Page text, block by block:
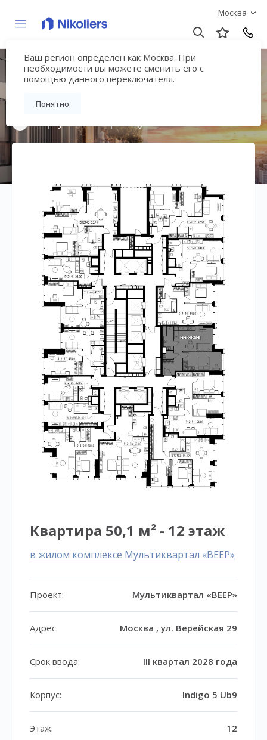
Москва
Ваш регион определен как Москва. При
необходимости вы можете сменить его с
помощью данного переключателя.
Понятно
Мультиквартал
«ВЕЕР»
Квартира 50,1 м² - 12 этаж
в жилом комплексе Мультиквартал «ВЕЕР»
Проект: Мультиквартал «ВЕЕР»
Адрес: Москва , ул. Верейская 29
Срок ввода: III квартал 2028 года
Корпус: Indigo 5 Ub9
Этаж: 12